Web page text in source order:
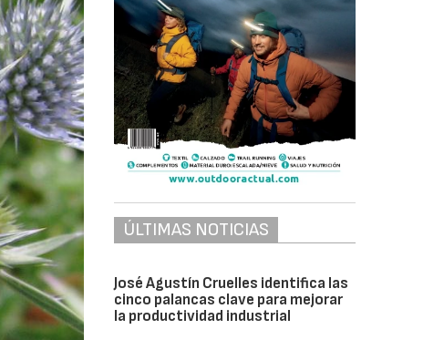
ÚLTIMAS NOTICIAS
José Agustín Cruelles identifica las
cinco palancas clave para mejorar
la productividad industrial